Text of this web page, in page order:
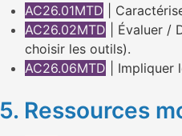
AC26.01MTD |
AC26.02MTD | Évaluer /
choisir les outils).
AC26.06MTD | Impliquer
5. Ressources